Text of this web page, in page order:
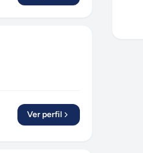
Ver perfil